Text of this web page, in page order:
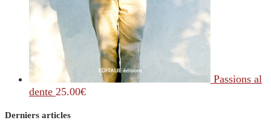
Passions al
dente 25.00€
Derniers articles